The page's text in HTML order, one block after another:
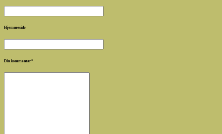
Hjemmeside
Din kommentar*